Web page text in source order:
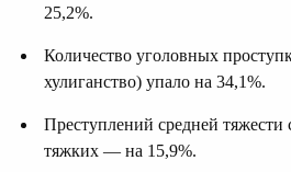
25,2%.
Количество уголовных
хулиганство) упало на 34,1%.
Преступлений средней тяжести
тяжких — на 15,9%.